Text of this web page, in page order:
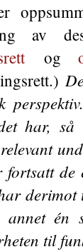
av
og
har, så
de
derimot
én
til